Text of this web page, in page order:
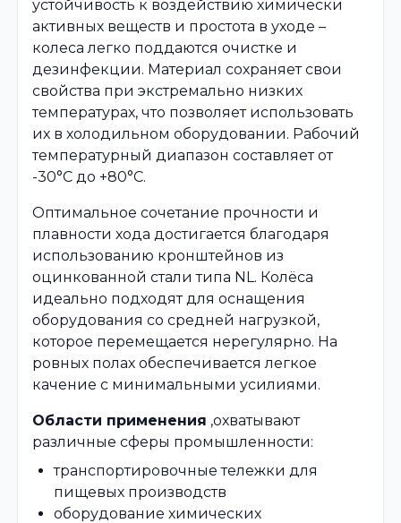
устойчивость к воздействию химически
активных веществ и простота в уходе –
колеса легко поддаются очистке и
дезинфекции. Материал сохраняет свои
свойства при экстремально низких
температурах, что позволяет использовать
их в холодильном оборудовании. Рабочий
температурный диапазон составляет от
-30°C до +80°C.
Оптимальное сочетание прочности и
плавности хода достигается благодаря
использованию кронштейнов из
оцинкованной стали типа NL. Колёса
идеально подходят для оснащения
оборудования со средней нагрузкой,
которое перемещается нерегулярно. На
ровных полах обеспечивается легкое
качение с минимальными усилиями.
Области применения ,охватывают
различные сферы промышленности:
транспортировочные тележки для
пищевых производств
оборудование химических